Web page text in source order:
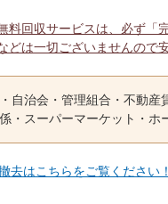
料回収サービスは、必ず「
どは一切ございませんので
自治会・管理組合・不動産
・スーパーマーケット・
去はこちらをご覧ください！